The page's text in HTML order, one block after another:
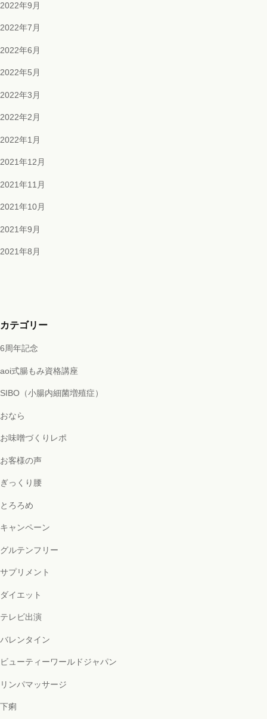
2022年9月
2022年7月
2022年6月
2022年5月
2022年3月
2022年2月
2022年1月
2021年12月
2021年11月
2021年10月
2021年9月
2021年8月
カテゴリー
6周年記念
aoi式腸もみ資格講座
SIBO（小腸内細菌増殖症）
おなら
お味噌づくりレポ
お客様の声
ぎっくり腰
とろろめ
キャンペーン
グルテンフリー
サプリメント
ダイエット
テレビ出演
バレンタイン
ビューティーワールドジャパン
リンパマッサージ
下痢